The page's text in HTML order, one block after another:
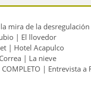
mira de la desregulación
| El llovedor
| Hotel Acapulco
| La nieve
COMPLETO | Entrevista a